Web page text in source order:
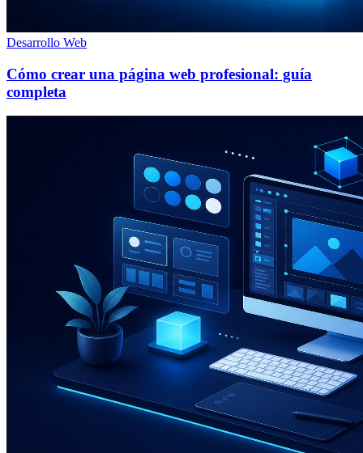
Desarrollo Web
Cómo crear una página web profesional: guía
completa